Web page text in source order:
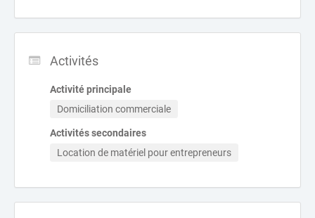
Activités
Activité principale
Domiciliation commerciale
Activités secondaires
Location de matériel pour entrepreneurs